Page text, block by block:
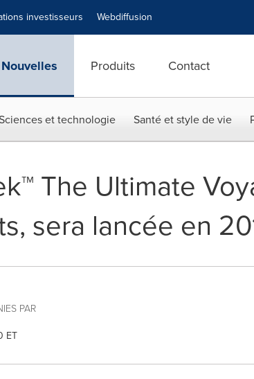
investisseurs Webdiffusion
Nouvelles Produits Contact
et technologie Santé et style de vie
The Ultimate
sera lancée en
PAR
ET